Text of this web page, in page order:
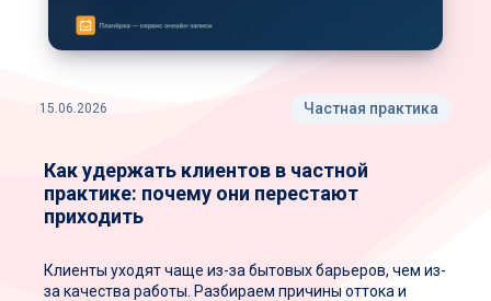
перестают
15.06.2026 Частная практика
Как удержать клиентов в частной
практике: почему они перестают
приходить
Клиенты уходят чаще из-за бытовых барьеров, чем из-
за качества работы. Разбираем причины оттока и